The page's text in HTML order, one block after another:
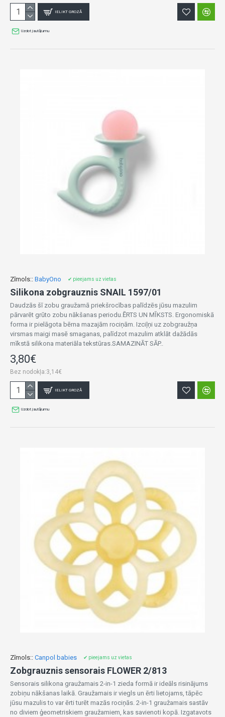
IELIKT GROZĀ
Uzdot jautājumu
Zīmols:: BabyOno ✔ pieejams uz vietas
Silikona zobgrauznis SNAIL 1597/01
Daudzās šī zobu graužamā priekšrocības palīdzēs jūsu mazulim
pārvarēt grūto zobu nākšanas periodu.ĒRTS UN MĪKSTS. Ergonomiskā
forma ir pielāgota bērna mazajām rociņām. Izciļņi uz zobgraužņa
virsmas maigi masē smaganas, palīdzot mazulim atklāt dažādās
mīkstā silikona materiāla tekstūras.SAMAZINĀT SĀP..
3,80€
Bez nodokļa:3,14€
IELIKT GROZĀ
Uzdot jautājumu
Zīmols:: Canpol babies ✔ pieejams uz vietas
Zobgrauznis sensorais FLOWER 2/813
Sensorais silikona graužamais 2-in-1 zieda formā ir ideāls risinājums
zobiņu nākšanas laikā. Graužamais ir viegls un ērti lietojams, tāpēc
jūsu mazulis to var ērti turēt mazās rociņās. 2-in-1 graužamais sastāv
no diviem ģeometriskiem graužamiem, kas savienoti kopā. Izgatavots